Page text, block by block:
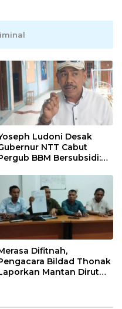
Ludoni Desak
NTT Cabut
BBM Bersubsidi:
Pajak
Difitnah,
Bildad Thonak
Mantan Dirut